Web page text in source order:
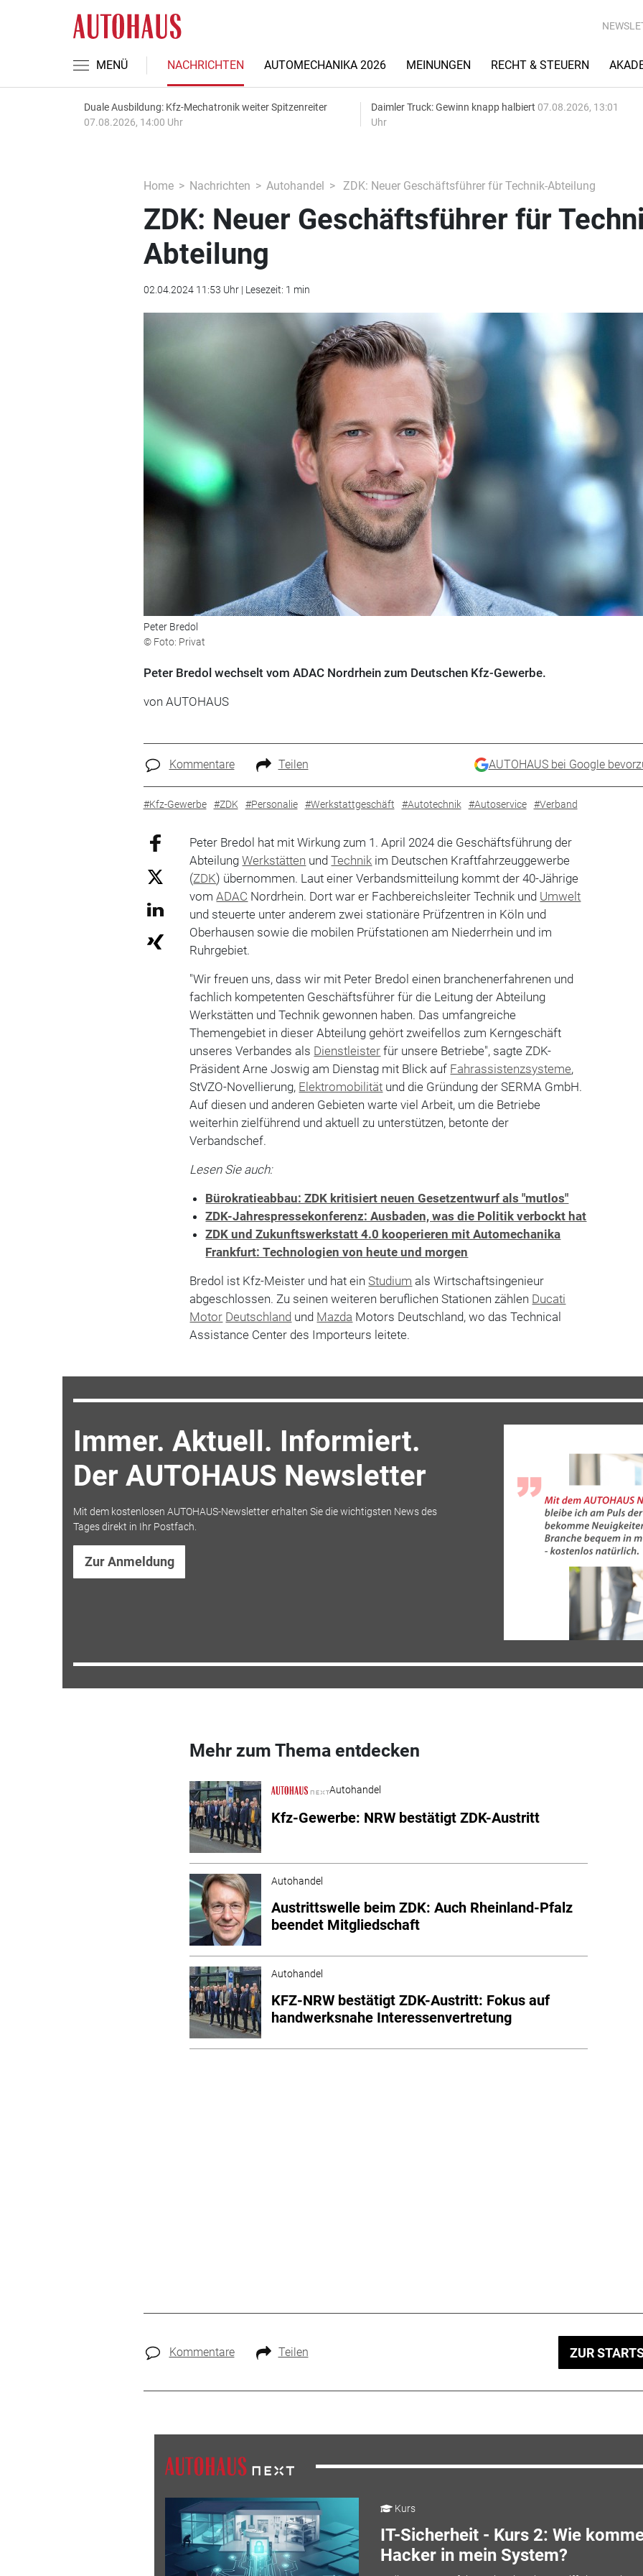
MENÜ NACHRICHTEN AUTOMECHANIKA 2026 MEINUNGEN RECHT & STEUERN
Duale Ausbildung: Kfz-Mechatronik weiter Spitzenreiter
07.08.2026, 14:00 Uhr
Daimler Truck: Gewinn knapp halbiert 07.08.2026, 13:01
Uhr
Home Nachrichten Autohandel ZDK: Neuer Geschäftsführer für Technik-Abteilung
ZDK: Neuer Geschäftsführer für
Abteilung
02.04.2024 11:53 Uhr | Lesezeit: 1 min
Peter Bredol
© Foto: Privat
Peter Bredol wechselt vom ADAC Nordrhein zum Deutschen Kfz-Gewerbe.
von AUTOHAUS
Kommentare Teilen AUTOHAUS bei Google
#Kfz-Gewerbe #ZDK #Personalie #Werkstattgeschäft #Autotechnik #Autoservice #Verband
Peter Bredol hat mit Wirkung zum 1. April 2024 die Geschäftsführung der
AbteilungWerkstätten undTechnik im Deutschen Kraftfahrzeuggewerbe
(ZDK) übernommen. Laut einer Verbandsmitteilung kommt der 40-Jährige
vomADAC Nordrhein. Dort war er Fachbereichsleiter Technik und Umwelt
und steuerte unter anderem zwei stationäre Prüfzentren in Köln und
Oberhausen sowie die mobilen Prüfstationen am Niederrhein und im
Ruhrgebiet.
"Wir freuen uns, dass wir mit Peter Bredol einen branchenerfahrenen und
fachlich kompetenten Geschäftsführer für die Leitung der Abteilung
Werkstätten und Technik gewonnen haben. Das umfangreiche
Themengebiet in dieser Abteilung gehört zweifellos zum Kerngeschäft
unseres Verbandes als Dienstleister für unsere Betriebe", sagte ZDK-
Präsident Arne Joswig am Dienstag mit Blick auf Fahrassistenzsysteme,
StVZO-Novellierung, Elektromobilität und die Gründung der SERMA GmbH.
Auf diesen und anderen Gebieten warte viel Arbeit, um die Betriebe
weiterhin zielführend und aktuell zu unterstützen, betonte der
Verbandschef.
Lesen Sie auch:
Bürokratieabbau: ZDK kritisiert neuen Gesetzentwurf als "mutlos"
ZDK-Jahrespressekonferenz: Ausbaden, was die Politik verbockt hat
ZDK und Zukunftswerkstatt 4.0 kooperieren mit Automechanika
Frankfurt: Technologien von heute und morgen
Bredol ist Kfz-Meister und hat ein Studium als Wirtschaftsingenieur
abgeschlossen. Zu seinen weiteren beruflichen Stationen zählen Ducati
Motor Deutschland und Mazda Motors Deutschland, wo das Technical
Assistance Center des Importeurs leitete.
Immer. Aktuell. Informiert.
Der AUTOHAUS Newsletter
Mit dem kostenlosen AUTOHAUS-Newsletter erhalten Sie die wichtigsten News des
Tages direkt in Ihr Postfach.
Zur Anmeldung
Mehr zum Thema entdecken
Autohandel
Kfz-Gewerbe: NRW bestätigt ZDK-Austritt
Autohandel
Austrittswelle beim ZDK: Auch Rheinland-Pfalz
beendet Mitgliedschaft
Autohandel
KFZ-NRW bestätigt ZDK-Austritt: Fokus auf
handwerksnahe Interessenvertretung
Kommentare Teilen ZUR
Kurs
IT-Sicherheit - Kurs 2: Wie
Hacker in mein System?